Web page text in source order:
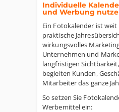
Individuelle
und Werbung
Ein Fotokalender ist
praktische
wirkungsvolles
Unternehmen und
langfristigen
begleiten Kunden,
Mitarbeiter das ganze
So setzen Sie
Werbemittel ein: